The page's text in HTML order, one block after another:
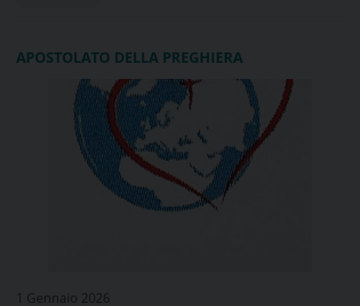
APOSTOLATO DELLA PREGHIERA
1 Gennaio 2026